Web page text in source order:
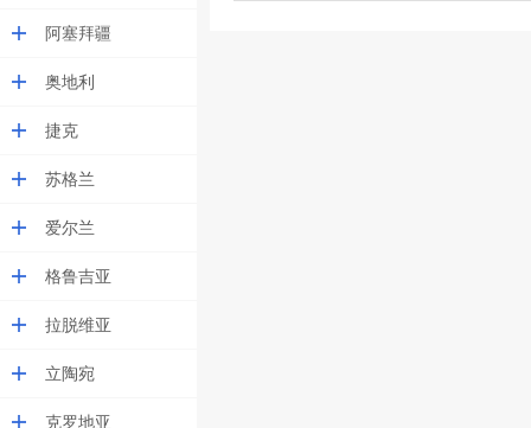
阿塞拜疆
奥地利
捷克
苏格兰
爱尔兰
格鲁吉亚
拉脱维亚
立陶宛
克罗地亚